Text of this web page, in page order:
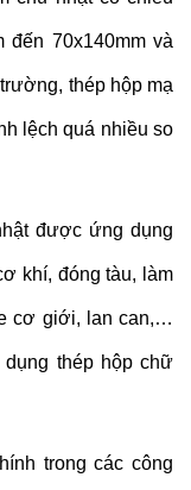
đến 70x140mm và
thép hộp mạ
lệch quá nhiều so
được ứng dụng
khí, đóng tàu, làm
cơ giới, lan can,…
thép hộp chữ
trong các công